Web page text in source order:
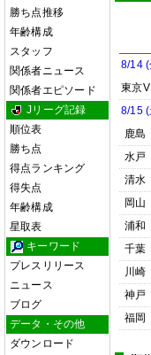
勝ち点推移
年齢構成
スタッフ
関係者ニュース
関係者エピソード
Jリーグ記録
順位表
勝ち点
得点ランキング
得失点
年齢構成
星取表
キーワード
プレスリリース
ニュース
ブログ
データ・その他
ダウンロード
8/14
東京V
8/15
鹿島
水戸
清水
岡山
浦和
千葉
川崎
神戸
福岡